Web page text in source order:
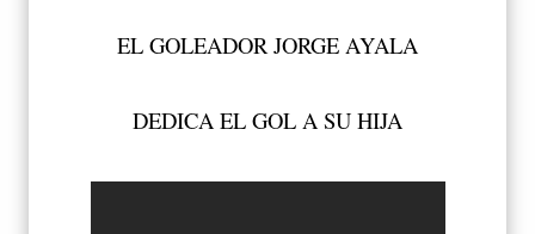
EL GOLEADOR JORGE AYALA
DEDICA EL GOL A SU HIJA